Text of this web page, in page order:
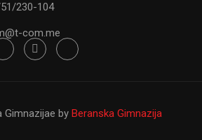
230-104
com.me
Gimnazijae by Beranska Gimnazija